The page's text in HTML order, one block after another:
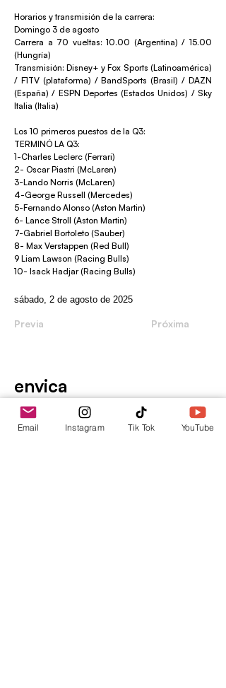
Horarios y transmisión de la carrera:
Domingo 3 de agosto
Carrera a 70 vueltas: 10.00 (Argentina) / 15.00
(Hungría)
Transmisión: Disney+ y Fox Sports (Latinoamérica)
/ F1TV (plataforma) / BandSports (Brasil) / DAZN
(España) / ESPN Deportes (Estados Unidos) / Sky
Italia (Italia)
Los 10 primeros puestos de la Q3:
TERMINÓ LA Q3:
1-Charles Leclerc (Ferrari)
2- Oscar Piastri (McLaren)
3-Lando Norris (McLaren)
4-George Russell (Mercedes)
5-Fernando Alonso (Aston Martin)
6- Lance Stroll (Aston Martin)
7-Gabriel Bortoleto (Sauber)
8- Max Verstappen (Red Bull)
9 Liam Lawson (Racing Bulls)
10- Isack Hadjar (Racing Bulls)
sábado, 2 de agosto de 2025
Previa Próxima
envica
Tu punto de información.
Email Instagram Tik Tok YouTube